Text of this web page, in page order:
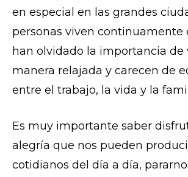
en especial en las grandes
personas viven continuamente
han olvidado la importancia de
manera relajada y carecen de
entre el trabajo, la vida y la
Es muy importante saber
alegría que nos pueden
cotidianos del día a día,